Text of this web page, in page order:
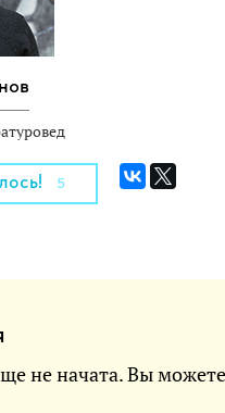
5
не начата. Вы